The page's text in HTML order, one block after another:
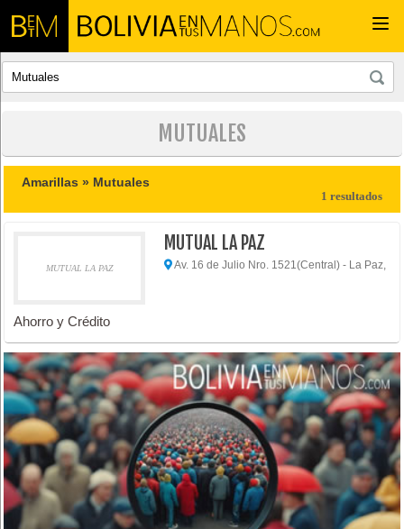
MUTUALES
Amarillas » Mutuales
1 resultados
MUTUAL LA PAZ
MUTUAL LA PAZ
Av. 16 de Julio Nro. 1521(Central) - La Paz,
Ahorro y Crédito